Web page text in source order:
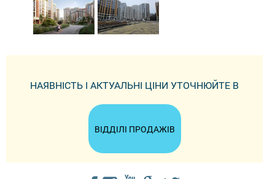
НАЯВНІСТЬ І АКТУАЛЬНІ ЦІНИ УТОЧНЮЙТЕ В
ВІДДІЛІ ПРОДАЖІВ